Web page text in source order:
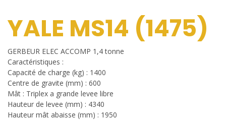
YALE MS14 (1475)
GERBEUR ELEC ACCOMP 1,4 tonne
Caractéristiques :
Capacité de charge (kg) : 1400
Centre de gravite (mm) : 600
Mât : Triplex a grande levee libre
Hauteur de levee (mm) : 4340
Hauteur mât abaisse (mm) : 1950